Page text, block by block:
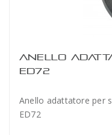
ANELLO
ED72
Anello adattatore per
ED72